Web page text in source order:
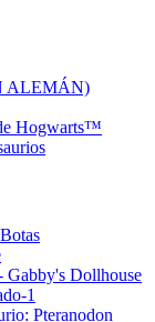
ALEMÁN)
Hogwarts™
Gabby's Dollhouse
1
Pteranodon